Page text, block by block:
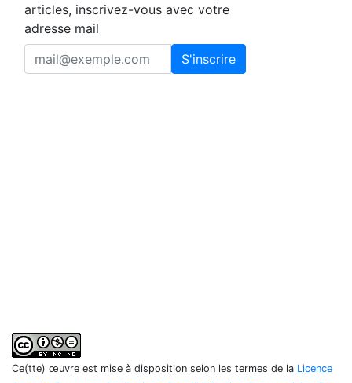
articles, inscrivez-vous avec votre
adresse mail
S'inscrire
Ce(tte) œuvre est mise à disposition selon les termes de la Licence